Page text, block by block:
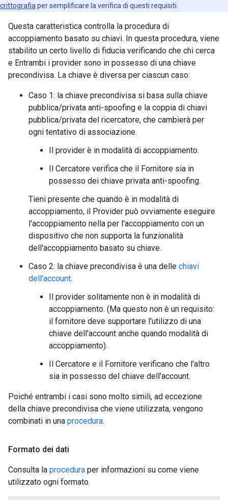
crittografia per semplificare la verifica di questi requisiti.
Questa caratteristica controlla la procedura di
accoppiamento basato su chiavi. In questa procedura, viene
stabilito un certo livello di fiducia verificando che chi cerca
e Entrambi i provider sono in possesso di una chiave
precondivisa. La chiave è diversa per ciascun caso:
Caso 1: la chiave precondivisa si basa sulla chiave
pubblica/privata anti-spoofing e la coppia di chiavi
pubblica/privata del ricercatore, che cambierà per
ogni tentativo di associazione.
Il provider è in modalità di accoppiamento.
Il Cercatore verifica che il Fornitore sia in
possesso dei chiave privata anti-spoofing.
Tieni presente che quando è in modalità di
accoppiamento, il Provider può ovviamente eseguire
l'accoppiamento nella per l'accoppiamento con un
dispositivo che non supporta la funzionalità
dell'accoppiamento basato su chiave.
Caso 2: la chiave precondivisa è una delle chiavi
dell'account.
Il provider solitamente non è in modalità di
accoppiamento. (Ma questo non è un requisito:
il fornitore deve supportare l'utilizzo di una
chiave dell'account anche quando modalità di
accoppiamento).
Il Cercatore e il Fornitore verificano che l'altro
sia in possesso del chiave dell'account.
Poiché entrambi i casi sono molto simili, ad eccezione
della chiave precondivisa che viene utilizzata, vengono
combinati in una procedura.
Formato dei dati
Consulta la procedura per informazioni su come viene
utilizzato ogni formato.